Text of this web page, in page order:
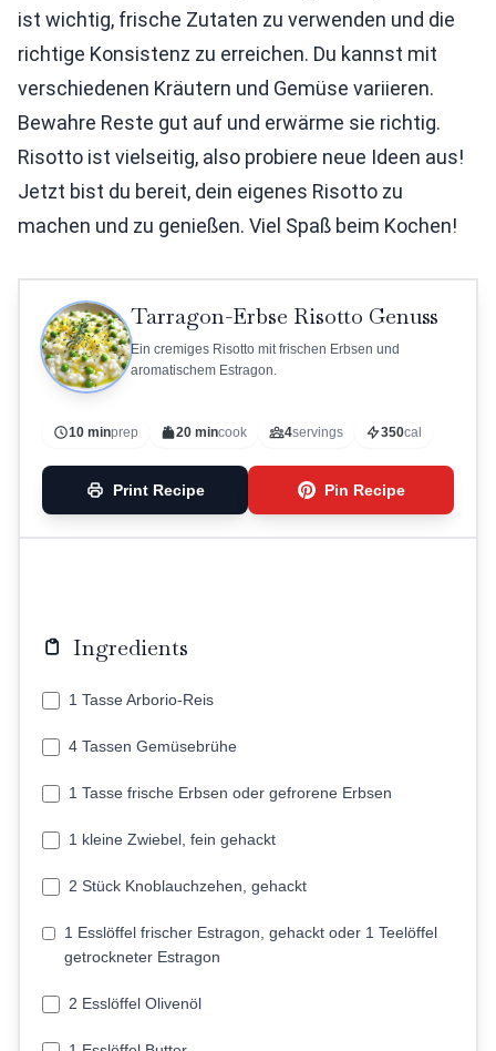
ist wichtig, frische Zutaten zu verwenden und die
richtige Konsistenz zu erreichen. Du kannst mit
verschiedenen Kräutern und Gemüse variieren.
Bewahre Reste gut auf und erwärme sie richtig.
Risotto ist vielseitig, also probiere neue Ideen aus!
Jetzt bist du bereit, dein eigenes Risotto zu
machen und zu genießen. Viel Spaß beim Kochen!
Tarragon-Erbse Risotto Genuss
Ein cremiges Risotto mit frischen Erbsen und
aromatischem Estragon.
10 minprep 20 mincook 4servings 350cal
Print Recipe Pin Recipe
Ingredients
1 Tasse Arborio-Reis
4 Tassen Gemüsebrühe
1 Tasse frische Erbsen oder gefrorene Erbsen
1 kleine Zwiebel, fein gehackt
2 Stück Knoblauchzehen, gehackt
1 Esslöffel frischer Estragon, gehackt oder 1 Teelöffel
getrockneter Estragon
2 Esslöffel Olivenöl